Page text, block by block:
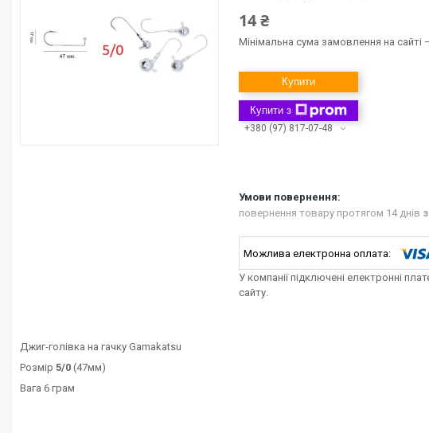
14 ₴
Мінімальна сума замовлення на сайті
Купити
Купити з
+380 (97) 817-07-48
повернення товару протягом 14 днів
У компанії підключені електронні
сайту.
Джиг-голівка на гачку Gamakatsu
Розмір 5/0 (47мм)
Вага 6 грам